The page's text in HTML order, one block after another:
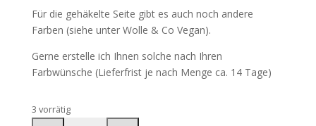
Für die gehäkelte Seite gibt es auch noch andere
Farben (siehe unter Wolle & Co Vegan).
Gerne erstelle ich Ihnen solche nach Ihren
Farbwünsche (Lieferfrist je nach Menge ca. 14 Tage)
3 vorrätig